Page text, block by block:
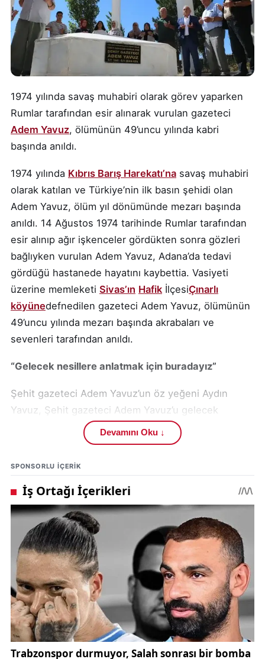
1974 yılında savaş muhabiri olarak görev yaparken
Rumlar tarafından esir alınarak vurulan gazeteci
Adem Yavuz, ölümünün 49’uncu yılında kabri
başında anıldı.
1974 yılında Kıbrıs Barış Harekatı’na savaş muhabiri
olarak katılan ve Türkiye’nin ilk basın şehidi olan
Adem Yavuz, ölüm yıl dönümünde mezarı başında
anıldı. 14 Ağustos 1974 tarihinde Rumlar tarafından
esir alınıp ağır işkenceler gördükten sonra gözleri
bağlıyken vurulan Adem Yavuz, Adana’da tedavi
gördüğü hastanede hayatını kaybettia. Vasiyeti
üzerine memleketi Sivas’ın Hafik İlçesiÇınarlı
köyünedefnedilen gazeteci Adem Yavuz, ölümünün
49’uncu yılında mezarı başında akrabaları ve
sevenleri tarafından anıldı.
“Gelecek nesillere anlatmak için buradayız”
Şehit gazeteci Adem Yavuz’un öz yeğeni Aydın
Yavuz, Şehit gazeteci Adem Yavuz’u gelecek
nesillere aktarmak için mezarı başında olduklarından
bahsederek, “Kıbrıs Barış Harekatına gazeteci olarak
gitti ve Rumlar tarafından şehit edildi. Ben şehit
düştüğünde askerdeydim. Yaralı olarak Adana’ya
götürülmüş, tedaviye yanıt vermemiş ve şehit
düşmüş. Cenazesi Ankara’ya götürülmüş daha
sonrasında köye getirildi. Burası çok kalabalıktı,
Hafikilçesine kadar araba gelmişti. Bugünde biz yıl
dönümü olması sebebiyle bütün ailesi olarak
buradayız. Dua edip mezarını temizliyoruz. Adem
Yavuz’u gelecek nesillere, torunlarıma anlatmak için
buradayız ve her ölüm yıl dönümünde burada
etkinlik yapıyoruz” dedi.
“Bize Kıbrıs’a gittiğini söylemedi”
Devamını Oku ↓
SPONSORLU IÇERIK